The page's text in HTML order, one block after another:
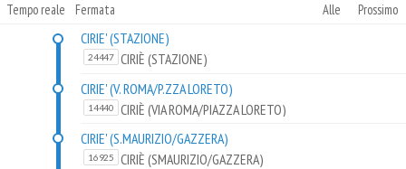
Tempo reale Fermata Alle Prossimo
CIRIE' (STAZIONE)
24447
CIRIÈ (STAZIONE)
CIRIE' (V. ROMA/P.ZZA LORETO)
14440
CIRIÈ (VIA ROMA/PIAZZA LORETO)
CIRIE' (S.MAURIZIO/GAZZERA)
16925
CIRIÈ (SMAURIZIO/GAZZERA)